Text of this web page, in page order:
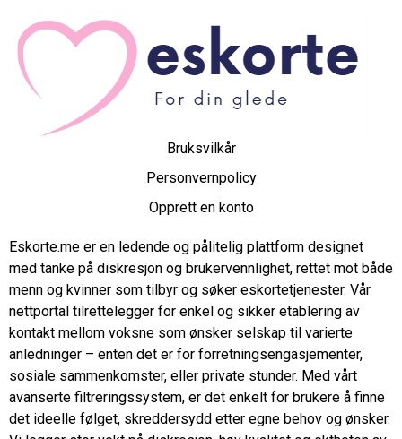
Bruksvilkår
Personvernpolicy
Opprett en konto
Eskorte.me er en ledende og pålitelig plattform designet
med tanke på diskresjon og brukervennlighet, rettet mot både
menn og kvinner som tilbyr og søker eskortetjenester. Vår
nettportal tilrettelegger for enkel og sikker etablering av
kontakt mellom voksne som ønsker selskap til varierte
anledninger – enten det er for forretningsengasjementer,
sosiale sammenkomster, eller private stunder. Med vårt
avanserte filtreringssystem, er det enkelt for brukere å finne
det ideelle følget, skreddersydd etter egne behov og ønsker.